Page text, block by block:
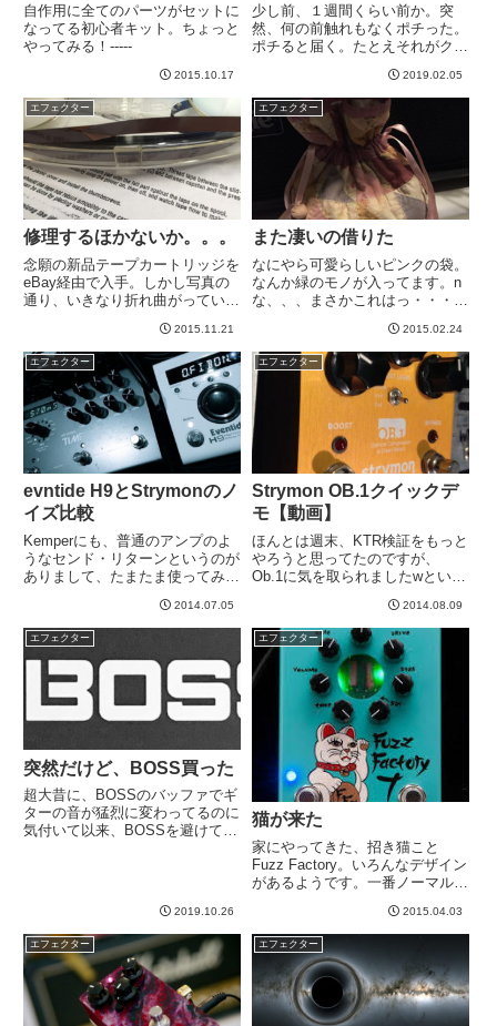
自作用に全てのパーツがセットに
なってる初心者キット。ちょっと
やってみる！-----
2015.10.17
少し前、１週間くらい前か。突
然、何の前触れもなくポチった。
ポチると届く。たとえそれがクロ
ていたUnit67をポチってしまいま
した。Drybellのものは他にVibe
Machine(V1）を持っているので
すが、...
2019.02.05
エフェクター
修理するほかないか。。。
念願の新品テープカートリッジを
eBay経由で入手。しかし写真の
通り、いきなり折れ曲がっていて
なかったです。しかし、、、なん
か先日からディレイ音がどんどん
小さくなってる気が。そして、発
振しなくなった。今朝はテープ...
2015.11.21
エフェクター
また凄いの借りた
なにやら可愛らしいピンクの袋。
なんか緑のモノが入ってます。n
な、、、まさかこれはっ・・・！
ーマー」じゃないですか！そもそ
もギター界には、伝説のアイテム
がいくつかあります。最も有名な
のは、Klon ケンタウルスで...
2015.02.24
エフェクター
evntide H9とStrymonのノ
イズ比較
Kemperにも、普通のアンプのよ
うなセンド・リターンというのが
ありまして、たまたま使ってみよ
ドをつなげてみました。初めての
試みです。すると、、、どうもノ
イズが目立つ。ノイズ源を探って
いくと、どうも、Strym...
2014.07.05
エフェクター
Strymon OB.1クイックデ
モ【動画】
ほんとは週末、KTR検証をもっと
やろうと思ってたのですが、
Ob.1に気を取られましたwという
て使ってる分には音色変化の少な
く、かかり具合も滑らかなさりげ
ないコンプだと思います。フレー
ズの引き出しが少ないので、都...
2014.08.09
エフェクター
突然だけど、BOSS買った
超大昔に、BOSSのバッファでギ
ターの音が猛烈に変わってるのに
気付いて以来、BOSSを避けてき
て瞬間的にポチった。・・・い
や、実際は他機種とかなり吟...
2019.10.26
エフェクター
猫が来た
家にやってきた、招き猫こと
Fuzz Factory。いろんなデザイン
があるようです。一番ノーマルな
神勢揃いも。えーと、、、なんで
ガスマスク？wwwおお！これは
芸術的！！錦鯉バージョン。さし
ずめ、トーキョー・コレ...
2015.04.03
エフェクター エフェクター